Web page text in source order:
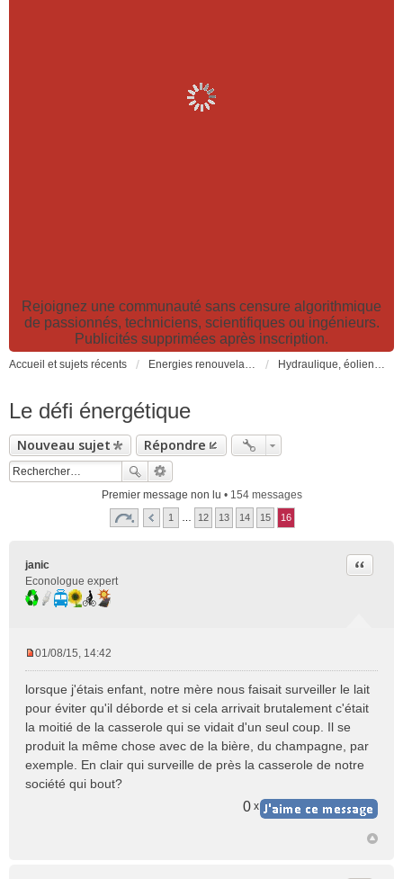
Rejoignez une communauté sans censure algorithmique
de passionnés, techniciens, scientifiques ou ingénieurs.
Publicités supprimées après inscription.
Accueil et sujets récents Energies renouvelables et fossiles, énergie solaire, biocarburants et changement climatique Hydraulique, éoliennes, géothermie, énergies marines, biogaz...
Le défi énergétique
Nouveau sujet Répondre
Premier message non lu • 154 messages
1 12 13 14 15 16
janic
Econologue expert
Citer
s
s
a
g
e
01/08/15, 14:42
lorsque j'étais enfant, notre mère nous faisait surveiller le lait
pour éviter qu'il déborde et si cela arrivait brutalement c'était
la moitié de la casserole qui se vidait d'un seul coup. Il se
produit la même chose avec de la bière, du champagne, par
exemple. En clair qui surveille de près la casserole de notre
société qui bout?
0 x